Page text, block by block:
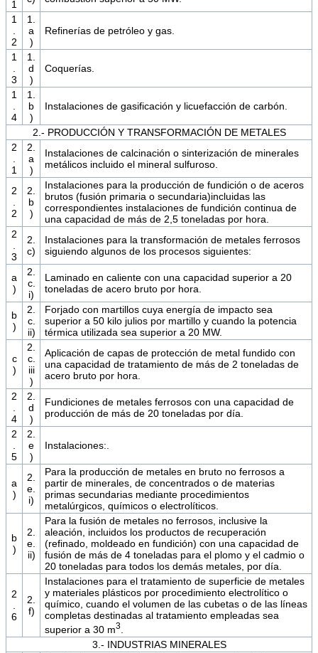
1
1
.
2
1.
a
)
Refinerías de petróleo y gas.
1
.
3
1.
d
)
Coquerías.
1
.
4
1.
b
)
Instalaciones de gasificación y licuefacción de carbón.
2.- PRODUCCIÓN Y TRANSFORMACIÓN DE METALES
2
.
1
2.
a
)
Instalaciones de calcinación o sinterización de minerales
metálicos incluido el mineral sulfuroso.
2
.
2
2.
b
)
Instalaciones para la producción de fundición o de aceros
brutos (fusión primaria o secundaria)incluidas las
correspondientes instalaciones de fundición continua de
una capacidad de más de 2,5 toneladas por hora.
2
.
3
2.
c)
Instalaciones para la transformación de metales ferrosos
siguiendo algunos de los procesos siguientes:
a
)
2.
c.
i)
Laminado en caliente con una capacidad superior a 20
toneladas de acero bruto por hora.
b
)
2.
c.
ii)
Forjado con martillos cuya energía de impacto sea
superior a 50 kilo julios por martillo y cuando la potencia
térmica utilizada sea superior a 20 MW.
c
)
2.
c.
iii
)
Aplicación de capas de protección de metal fundido con
una capacidad de tratamiento de más de 2 toneladas de
acero bruto por hora.
2
.
4
2.
d
)
Fundiciones de metales ferrosos con una capacidad de
producción de más de 20 toneladas por día.
2
.
5
2.
e
)
Instalaciones:.
a
)
2.
e.
i)
Para la producción de metales en bruto no ferrosos a
partir de minerales, de concentrados o de materias
primas secundarias mediante procedimientos
metalúrgicos, químicos o electrolíticos.
b
)
2.
e.
ii)
Para la fusión de metales no ferrosos, inclusive la
aleación, incluidos los productos de recuperación
(refinado, moldeado en fundición) con una capacidad de
fusión de más de 4 toneladas para el plomo y el cadmio o
20 toneladas para todos los demás metales, por día.
2
.
6
2.
f)
Instalaciones para el tratamiento de superficie de metales
y materiales plásticos por procedimiento electrolítico o
químico, cuando el volumen de las cubetas o de las líneas
completas destinadas al tratamiento empleadas sea
superior a 30 m3.
3.- INDUSTRIAS MINERALES